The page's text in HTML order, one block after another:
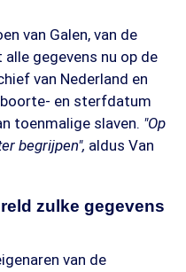
van Galen, van de
gegevens nu op de
van Nederland en
en sterfdatum
toenmalige slaven. "Op
begrijpen", aldus Van
zulke gegevens
van de